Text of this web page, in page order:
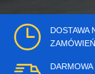
DOSTAWA